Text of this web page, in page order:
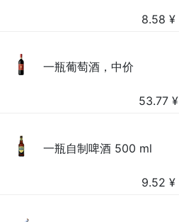
8.58 ¥
一瓶葡萄酒，中价
53.77 ¥
一瓶自制啤酒 500 ml
9.52 ¥